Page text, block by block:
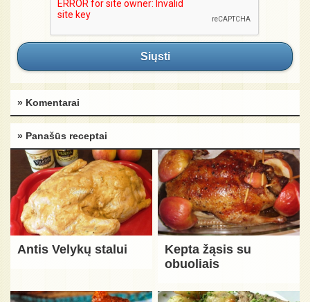
Siųsti
» Komentarai
» Panašūs receptai
Antis Velykų stalui
Kepta žąsis su
obuoliais